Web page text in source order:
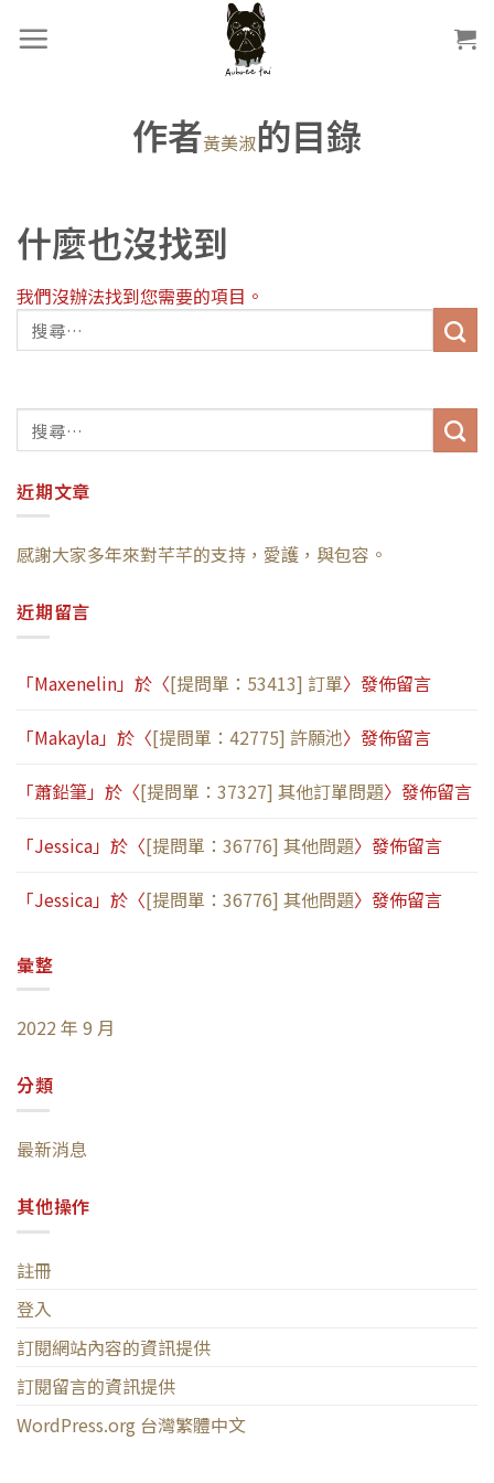
作者黃美淑的目錄
什麼也沒找到
我們沒辦法找到您需要的項目。
近期文章
感謝大家多年來對芊芊的支持，愛護，與包容。
近期留言
「Maxenelin」於〈[提問單：53413] 訂單〉發佈留言
「Makayla」於〈[提問單：42775] 許願池〉發佈留言
「蕭鉛筆」於〈[提問單：37327] 其他訂單問題〉發佈留言
「Jessica」於〈[提問單：36776] 其他問題〉發佈留言
「Jessica」於〈[提問單：36776] 其他問題〉發佈留言
彙整
2022 年 9 月
分類
最新消息
其他操作
註冊
登入
訂閱網站內容的資訊提供
訂閱留言的資訊提供
WordPress.org 台灣繁體中文